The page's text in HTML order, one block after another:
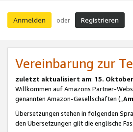
Anmelden oder Registrieren
Vereinbarung zur
zuletzt aktualisiert am: 15.
Willkommen auf Amazons Partner-
genannten Amazon-Gesellschaften („
Übersetzungen stehen in folgenden
den Übersetzungen gilt die englische